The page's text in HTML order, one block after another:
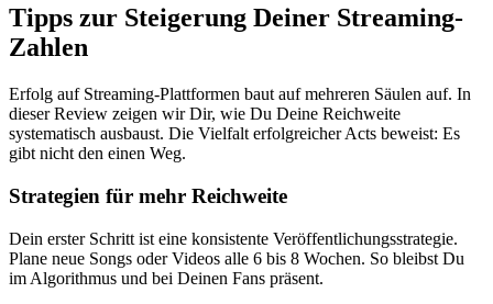
Tipps zur Steigerung Deiner Streaming-
Zahlen
Erfolg auf Streaming-Plattformen baut auf mehreren Säulen auf. In
dieser Review zeigen wir Dir, wie Du Deine Reichweite
systematisch ausbaust. Die Vielfalt erfolgreicher Acts beweist: Es
gibt nicht den einen Weg.
Strategien für mehr Reichweite
Dein erster Schritt ist eine konsistente Veröffentlichungsstrategie.
Plane neue Songs oder Videos alle 6 bis 8 Wochen. So bleibst Du
im Algorithmus und bei Deinen Fans präsent.